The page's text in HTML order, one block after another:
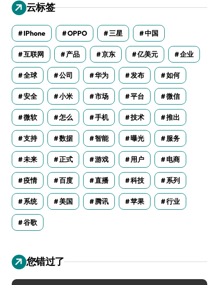
云标签
IPhone OPPO 三星 中国
互联网 产品 京东 亿美元 企业
全球 公司 华为 发布 如何
安全 小米 市场 平台 微信
微软 怎么 手机 技术 推出
支持 数据 智能 曝光 服务
未来 正式 游戏 用户 电商
疫情 百度 直播 科技 系列
系统 美国 腾讯 苹果 行业
谷歌
您错过了